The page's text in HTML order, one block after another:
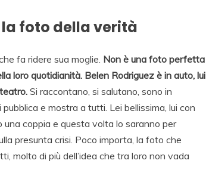
foto della verità
fa ridere sua moglie. Non è una foto perfetta
loro quotidianità. Belen Rodriguez è in auto, lui
Si raccontano, si salutano, sono in
e mostra a tutti. Lei bellissima, lui con
una coppia e questa volta lo saranno per
presunta crisi. Poco importa, la foto che
molto di più dell’idea che tra loro non vada